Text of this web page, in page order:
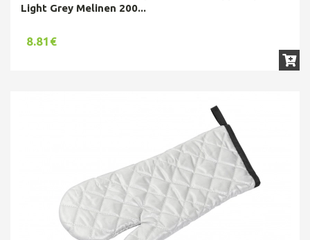
Light Grey Melinen 200...
8.81€